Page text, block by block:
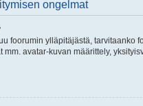
ongelmat
foorumin ylläpitäjästä,
mm. avatar-kuvan määrittely,